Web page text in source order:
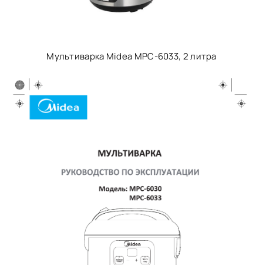
Мультиварка Midea MPC-6033, 2 литра